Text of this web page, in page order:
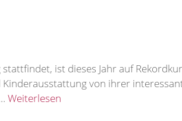
ist dieses Jahr auf
von ihrer
Weiterlesen